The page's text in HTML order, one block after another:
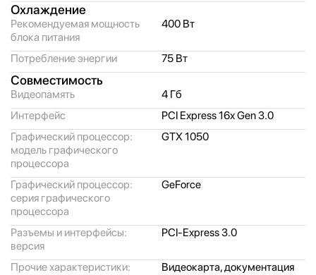
Охлаждение
Рекомендуемая мощность
блока питания
400 Вт
Потребление энергии 75 Вт
Совместимость
Видеопамять
4 Гб
Интерфейс
PCI Express 16x Gen 3.0
Графический процессор:
модель графического
процессора
GTX 1050
Графический процессор:
серия графического
процессора
GeForce
Разъемы и интерфейсы:
версия
PCI-Express 3.0
Прочие характеристики:
Видеокарта, документация